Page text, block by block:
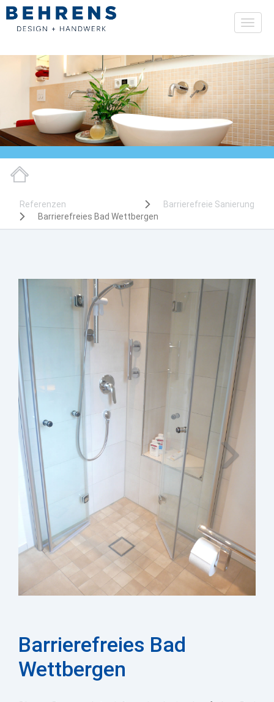
Referenzen
Barrierefreie Sanierung
Barrierefreies Bad Wettbergen
Weiter
Barrierefreies Bad
Wettbergen